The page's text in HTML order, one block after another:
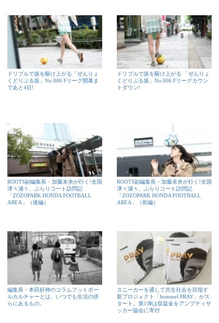
ドリブルで坂を駆け上がる「ぜんりょ
くどりぶる坂」No.006 Fリーグ開幕ま
であと4日!
ドリブルで坂を駆け上がる 「ぜんりょ
くどりぶる坂」No.006 Fリーグカウン
トダウン!
ROOTS副編集長・加藤未央が行く!全国
津々浦々、ぶらりコート訪問記
「ZOZOPARK HONDA FOOTBALL
AREA」（後編）
ROOTS副編集長・加藤未央が行く!全国
津々浦々、ぶらりコート訪問記
「ZOZOPARK HONDA FOOTBALL
AREA」（前編）
編集長・本田好伸のコラムフットボー
ルカルチャーとは、いつでも生活の傍
らにあるもの。
スニーカーを通して共生社会を目指す
新プロジェクト「hummel PRAY」がス
タート。第1弾は収益金をアンプティサ
ッカー協会に寄付